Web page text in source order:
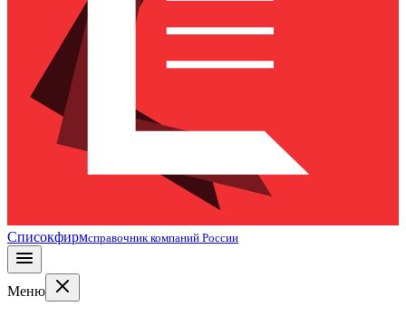
Списокфирмсправочник компаний России
Меню